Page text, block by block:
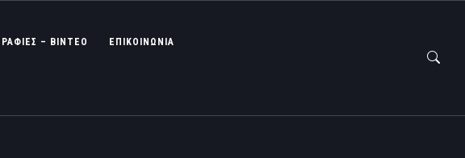
– ΒΊΝΤΕΟ ΕΠΙΚΟΙΝΩΝΙΑ